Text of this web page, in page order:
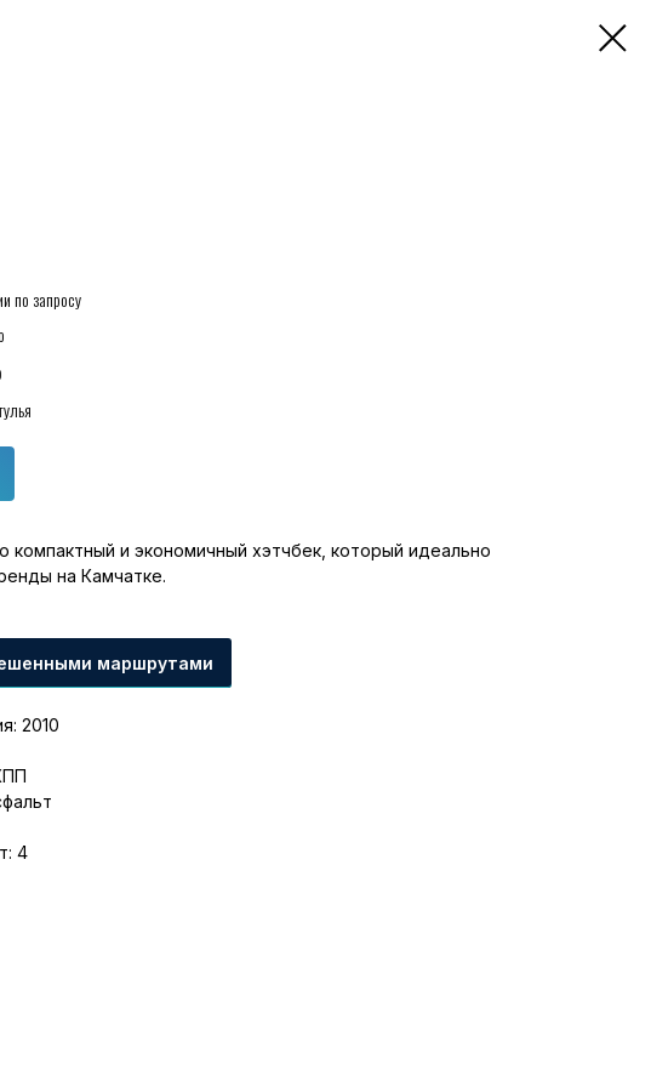
по запросу
компактный и экономичный хэтчбек, который идеально
на Камчатке.
маршрутами
2010
4